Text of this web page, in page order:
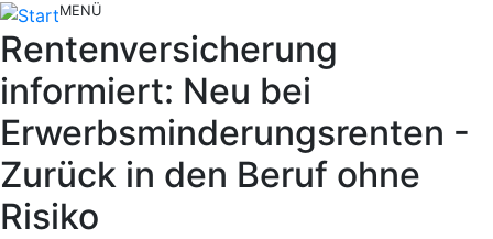
MENÜ
Rentenversicherung
informiert: Neu bei
Erwerbsminderungsrenten -
Zurück in den Beruf ohne
Risiko